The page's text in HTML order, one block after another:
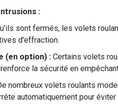
:
sont fermés, les volets
d'effraction.
(en option) : Certains volets
la sécurité en
nombreux volets roulants
automatiquement pour